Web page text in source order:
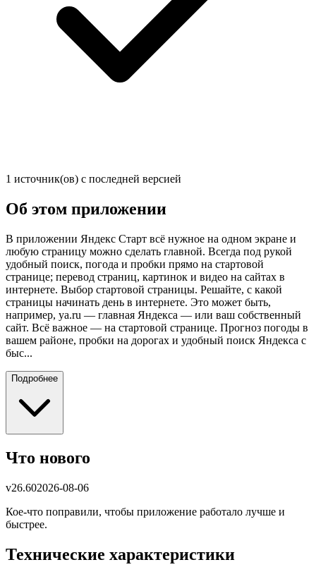
1 источник(ов) с последней версией
Об этом приложении
В приложении Яндекс Старт всё нужное на одном экране и
любую страницу можно сделать главной. Всегда под рукой
удобный поиск, погода и пробки прямо на стартовой
странице; перевод страниц, картинок и видео на сайтах в
интернете. Выбор стартовой страницы. Решайте, с какой
страницы начинать день в интернете. Это может быть,
например, ya.ru — главная Яндекса — или ваш собственный
сайт. Всё важное — на стартовой странице. Прогноз погоды в
вашем районе, пробки на дорогах и удобный поиск Яндекса с
быс...
Подробнее
Что нового
v26.602026-08-06
Кое-что поправили, чтобы приложение работало лучше и
быстрее.
Технические характеристики